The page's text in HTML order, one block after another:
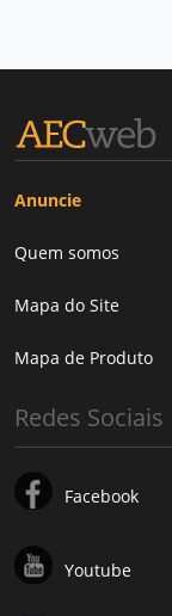
Anuncie
Quem somos
Mapa do Site
Mapa de Produto
Redes Sociais
Facebook
Youtube